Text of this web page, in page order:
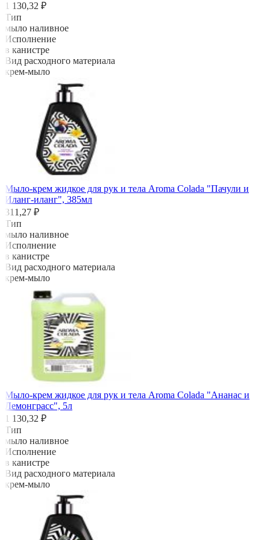
1 130,32 ₽
Тип
мыло наливное
Исполнение
в канистре
Вид расходного материала
крем-мыло
Мыло-крем жидкое для рук и тела Aroma Colada "Пачули и
Иланг-иланг", 385мл
311,27 ₽
Тип
мыло наливное
Исполнение
в канистре
Вид расходного материала
крем-мыло
Мыло-крем жидкое для рук и тела Aroma Colada "Ананас и
Лемонграсс", 5л
1 130,32 ₽
Тип
мыло наливное
Исполнение
в канистре
Вид расходного материала
крем-мыло